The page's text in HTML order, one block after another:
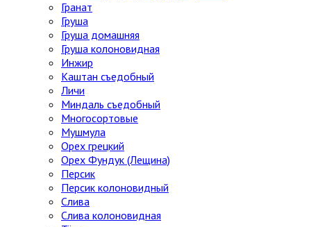
Гранат
Груша
Груша домашняя
Груша колоновидная
Инжир
Каштан съедобный
Личи
Миндаль съедобный
Многосортовые
Мушмула
Орех грецкий
Орех Фундук (Лещина)
Персик
Персик колоновидный
Слива
Слива колоновидная